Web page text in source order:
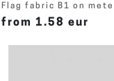
Flag fabric B1 on
from 1.58 eur